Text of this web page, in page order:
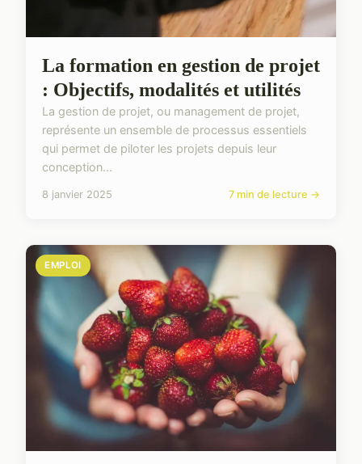
La formation en gestion de projet
: Objectifs, modalités et utilités
La gestion de projet, ou management de projet,
représente un ensemble de processus essentiels
qui permet de piloter les projets depuis leur
conception...
8 janvier 2025 7 min de lecture →
EMPLOI